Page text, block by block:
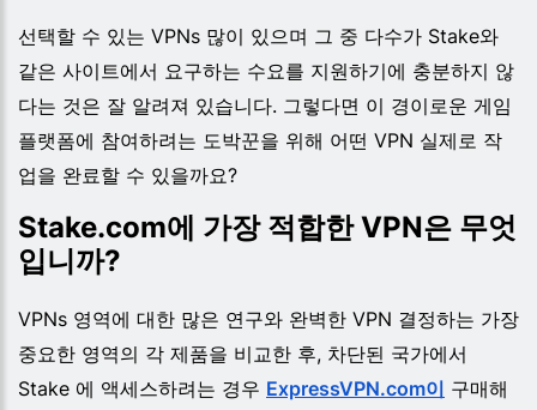
선택할 수 있는 VPNs 많이 있으며 그 중 다수가 Stake와
같은 사이트에서 요구하는 수요를 지원하기에 충분하지 않
다는 것은 잘 알려져 있습니다. 그렇다면 이 경이로운 게임
플랫폼에 참여하려는 도박꾼을 위해 어떤 VPN 실제로 작
업을 완료할 수 있을까요?
Stake.com에 가장 적합한 VPN은 무엇
입니까?
VPNs 영역에 대한 많은 연구와 완벽한 VPN 결정하는 가장
중요한 영역의 각 제품을 비교한 후, 차단된 국가에서
Stake 에 액세스하려는 경우 ExpressVPN.com이 구매해